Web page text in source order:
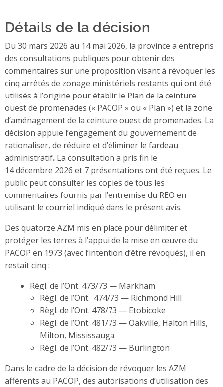
Détails de la décision
Du 30 mars 2026 au 14 mai 2026, la province a entrepris
des consultations publiques pour obtenir des
commentaires sur une proposition visant à révoquer les
cinq arrêtés de zonage ministériels restants qui ont été
utilisés à l’origine pour établir le Plan de la ceinture
ouest de promenades (« PACOP » ou « Plan ») et la zone
d’aménagement de la ceinture ouest de promenades. La
décision appuie l’engagement du gouvernement de
rationaliser, de réduire et d’éliminer le fardeau
administratif. La consultation a pris fin le
14 décembre 2026 et 7 présentations ont été reçues. Le
public peut consulter les copies de tous les
commentaires fournis par l’entremise du REO en
utilisant le courriel indiqué dans le présent avis.
Des quatorze AZM mis en place pour délimiter et
protéger les terres à l’appui de la mise en œuvre du
PACOP en 1973 (avec l’intention d’être révoqués), il en
restait cinq :
Règl. de l’Ont. 473/73 — Markham
Règl. de l’Ont. 474/73 — Richmond Hill
Règl. de l’Ont. 478/73 — Etobicoke
Règl. de l’Ont. 481/73 — Oakville, Halton Hills,
Milton, Mississauga
Règl. de l’Ont. 482/73 — Burlington
Dans le cadre de la décision de révoquer les AZM
afférents au PACOP, des autorisations d’utilisation des